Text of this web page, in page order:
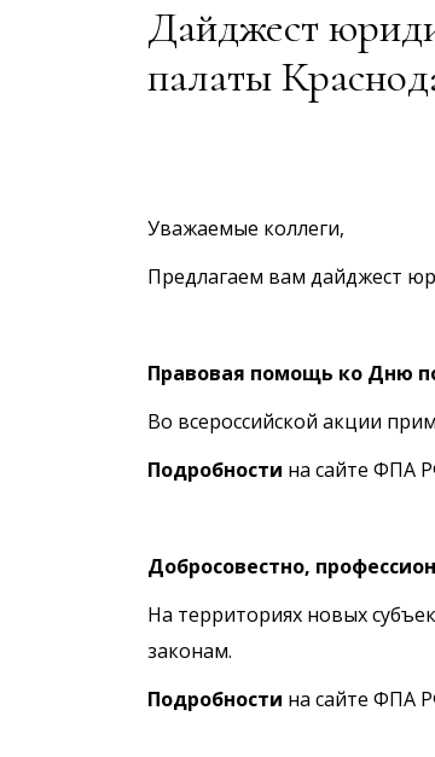
Дайджест
палаты
Уважаемые коллеги,
Предлагаем вам дайджест
Правовая помощь ко Дню
Во всероссийской акции
Подробности на сайте ФПА
Добросовестно,
На территориях новых
законам.
Подробности на сайте ФПА